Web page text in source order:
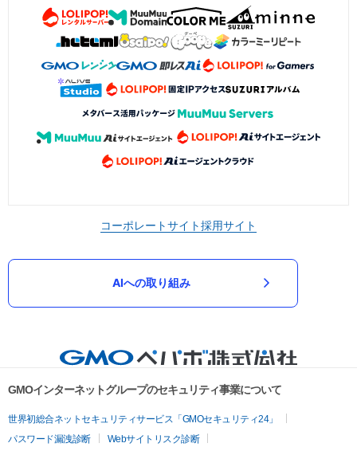
コーポレートサイト採用サイト
AIへの取り組み
GMOインターネットグループのセキュリティ事業について
世界初総合ネットセキュリティサービス「GMOセキュリティ24」
パスワード漏洩診断
Webサイトリスク診断